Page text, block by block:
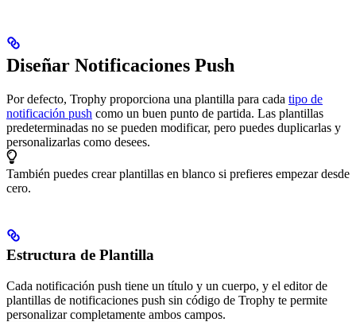
Diseñar Notificaciones Push
Por defecto, Trophy proporciona una plantilla para cada tipo de
notificación push como un buen punto de partida. Las plantillas
predeterminadas no se pueden modificar, pero puedes duplicarlas y
personalizarlas como desees.
También puedes crear plantillas en blanco si prefieres empezar desde
cero.
Estructura de Plantilla
Cada notificación push tiene un título y un cuerpo, y el editor de
plantillas de notificaciones push sin código de Trophy te permite
personalizar completamente ambos campos.